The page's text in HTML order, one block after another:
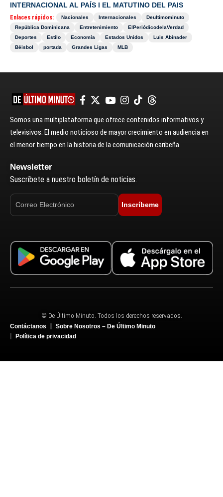
INTERNACIONAL AL PAÍS I EL MATUTINO DEL PAIS
Enlaces rápidos: Nacionales Internacionales
Deultimominuto
República Dominicana
Entretenimiento
ElPeriódicodelaVerdad
Deportes
Estilo Economía Estados Unidos
Luis Abinader
Béisbol
portada Grandes Ligas MLB
Somos una multiplataforma que ofrece contenidos informativos y
televisivos. El medio noticioso de mayor crecimiento en audiencia en
el menor tiempo en la historia de la comunicación caribeña.
Newsletter
Suscríbete a nuestro boletín de noticias.
Inscríbeme
© De Último Minuto. Todos los derechos reservados.
Contáctanos
Sobre Nosotros – De Último Minuto
Política de privacidad